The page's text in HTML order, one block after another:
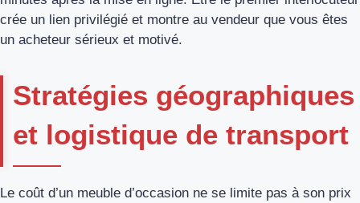
crée un lien privilégié et montre au vendeur que vous êtes
un acheteur sérieux et motivé.
Stratégies géographiques
et logistique de transport
Le coût d’un meuble d’occasion ne se limite pas à son prix